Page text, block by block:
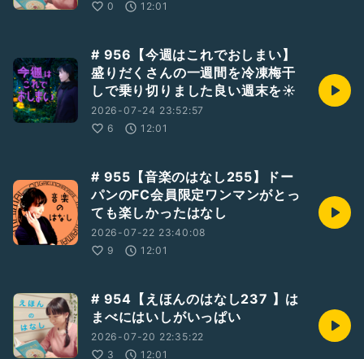
0 12:01
# 956【今週はこれでおしまい】
盛りだくさんの一週間を冷凍梅干
しで乗り切りました良い週末を☀️
2026-07-24 23:52:57
6
12:01
# 955【音楽のはなし255】ドー
パンのFC会員限定ワンマンがとっ
ても楽しかったはなし
2026-07-22 23:40:08
9
12:01
# 954【えほんのはなし237 】は
まべにはいしがいっぱい
2026-07-20 22:35:22
3
12:01